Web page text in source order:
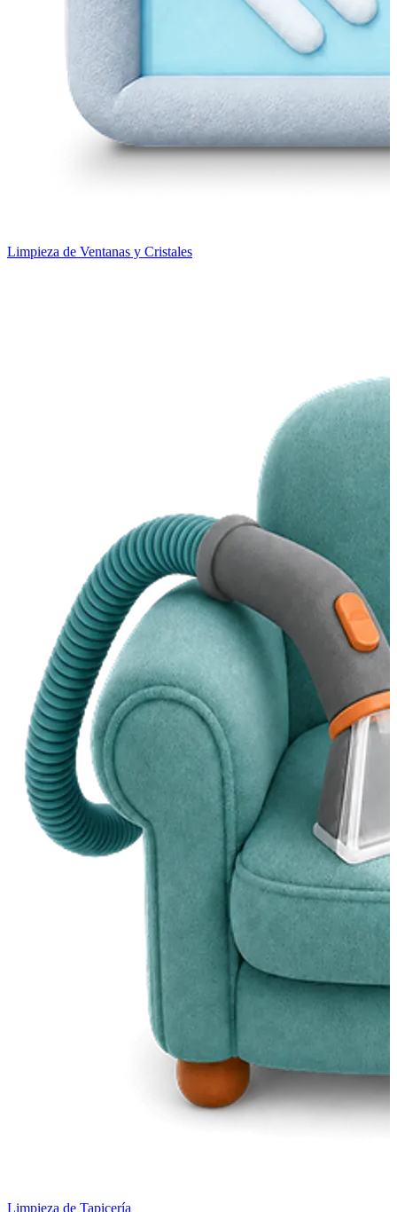
Limpieza de Ventanas y Cristales
Limpieza de Tapicería